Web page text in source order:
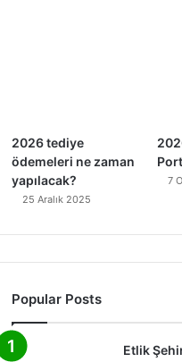
2026 tediye
ödemeleri ne zaman
yapılacak?
25 Aralık 2025
7
Popular Posts
Etlik